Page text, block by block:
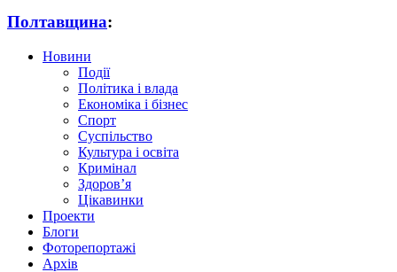
Полтавщина:
Новини
Події
Політика і влада
Економіка і бізнес
Спорт
Суспільство
Культура і освіта
Кримінал
Здоров’я
Цікавинки
Проекти
Блоги
Фоторепортажі
Архів